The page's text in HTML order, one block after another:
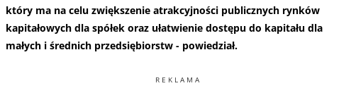
który ma na celu zwiększenie atrakcyjności publicznych rynków
kapitałowych dla spółek oraz ułatwienie dostępu do kapitału dla
małych i średnich przedsiębiorstw - powiedział.
REKLAMA